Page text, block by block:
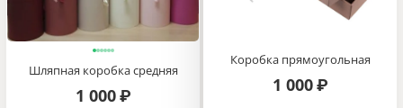
Шляпная коробка средняя
1 000 ₽
Коробка прямоугольная
1 000 ₽